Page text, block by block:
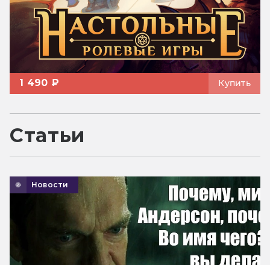
1 490 ₽ Купить
Статьи
Новости